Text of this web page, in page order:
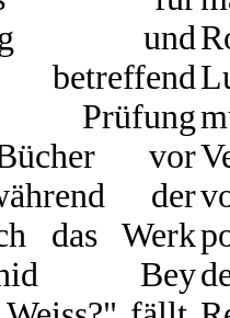
und
betreffend
Prüfung
vor
der
das Werk
Bey